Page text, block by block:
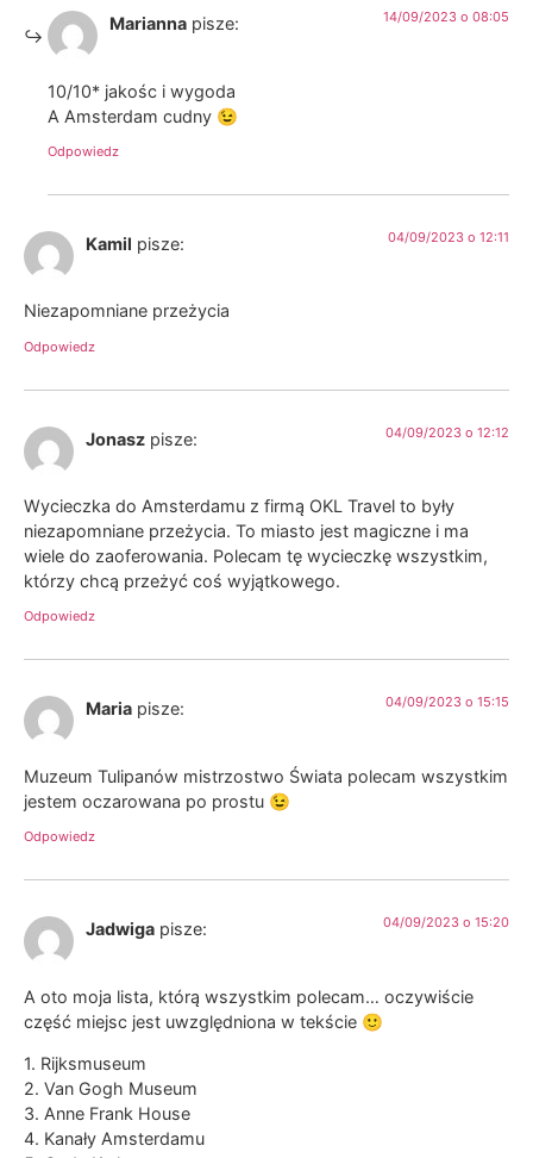
Marianna pisze: 14/09/2023 o 08:05
10/10* jakośc i wygoda
A Amsterdam cudny 😉
Odpowiedz
Kamil pisze: 04/09/2023 o 12:11
Niezapomniane przeżycia
Odpowiedz
Jonasz pisze: 04/09/2023 o 12:12
Wycieczka do Amsterdamu z firmą OKL Travel to były
niezapomniane przeżycia. To miasto jest magiczne i ma
wiele do zaoferowania. Polecam tę wycieczkę wszystkim,
którzy chcą przeżyć coś wyjątkowego.
Odpowiedz
Maria pisze: 04/09/2023 o 15:15
Muzeum Tulipanów mistrzostwo Świata polecam wszystkim
jestem oczarowana po prostu 😉
Odpowiedz
Jadwiga pisze: 04/09/2023 o 15:20
A oto moja lista, którą wszystkim polecam… oczywiście
część miejsc jest uwzględniona w tekście 🙂
1. Rijksmuseum
2. Van Gogh Museum
3. Anne Frank House
4. Kanały Amsterdamu